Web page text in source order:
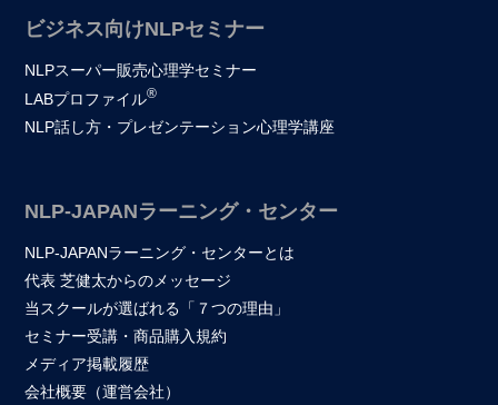
ビジネス向けNLPセミナー
NLPスーパー販売心理学セミナー
LABプロファイル®
NLP話し方・プレゼンテーション心理学講座
NLP-JAPANラーニング・センター
NLP-JAPANラーニング・センターとは
代表 芝健太からのメッセージ
当スクールが選ばれる「７つの理由」
セミナー受講・商品購入規約
メディア掲載履歴
会社概要（運営会社）